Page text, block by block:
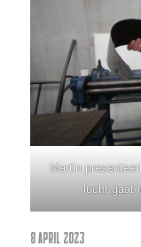
Martin
lucht gaat
8 APRIL 2023